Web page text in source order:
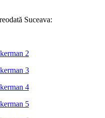
Suceava: